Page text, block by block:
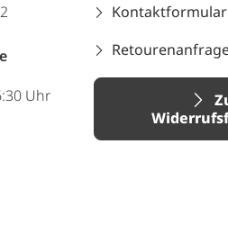
Uhr
Kontaktformular